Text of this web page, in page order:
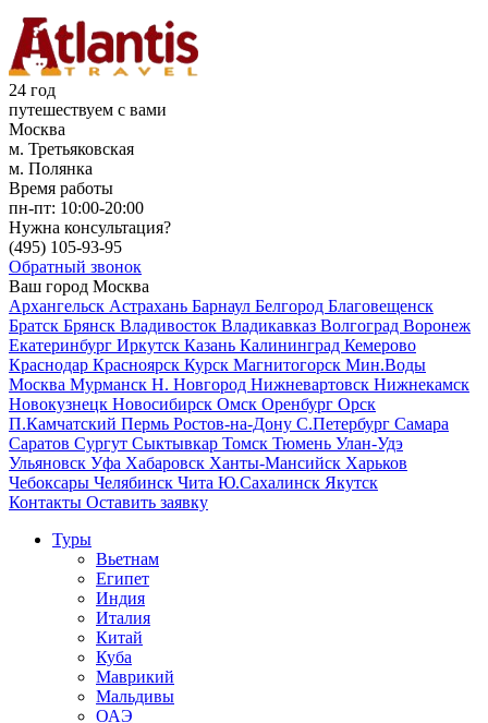
24 год
путешествуем с вами
Москва
м. Третьяковская
м. Полянка
Время работы
пн-пт: 10:00-20:00
Нужна консультация?
(495) 105-93-95
Обратный звонок
Ваш город Москва
Архангельск Астрахань Барнаул Белгород Благовещенск
Братск Брянск Владивосток Владикавказ Волгоград Воронеж
Екатеринбург Иркутск Казань Калининград Кемерово
Краснодар Красноярск Курск Магнитогорск Мин.Воды
Москва Мурманск Н. Новгород Нижневартовск Нижнекамск
Новокузнецк Новосибирск Омск Оренбург Орск
П.Камчатский Пермь Ростов-на-Дону С.Петербург Самара
Саратов Сургут Сыктывкар Томск Тюмень Улан-Удэ
Ульяновск Уфа Хабаровск Ханты-Мансийск Харьков
Чебоксары Челябинск Чита Ю.Сахалинск Якутск
Контакты Оставить заявку
Туры
Вьетнам
Египет
Индия
Италия
Китай
Куба
Маврикий
Мальдивы
ОАЭ